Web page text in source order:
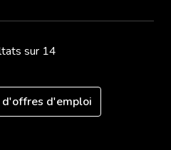
sur 14
d'emploi